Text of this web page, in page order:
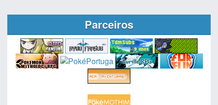
Parceiros